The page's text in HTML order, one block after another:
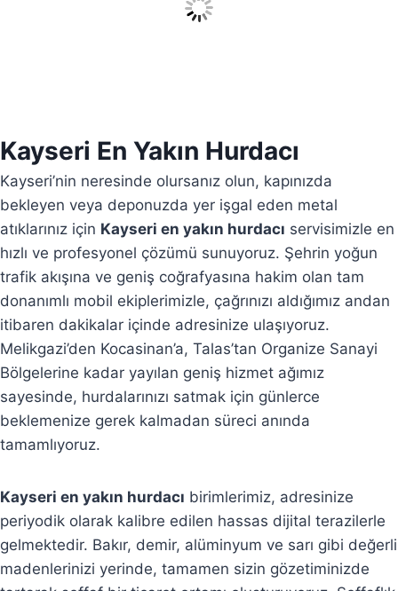
Kayseri En Yakın Hurdacı
Kayseri’nin neresinde olursanız olun, kapınızda
bekleyen veya deponuzda yer işgal eden metal
atıklarınız için Kayseri en yakın hurdacı servisimizle en
hızlı ve profesyonel çözümü sunuyoruz. Şehrin yoğun
trafik akışına ve geniş coğrafyasına hakim olan tam
donanımlı mobil ekiplerimizle, çağrınızı aldığımız andan
itibaren dakikalar içinde adresinize ulaşıyoruz.
Melikgazi’den Kocasinan’a, Talas’tan Organize Sanayi
Bölgelerine kadar yayılan geniş hizmet ağımız
sayesinde, hurdalarınızı satmak için günlerce
beklemenize gerek kalmadan süreci anında
tamamlıyoruz.
Kayseri en yakın hurdacı birimlerimiz, adresinize
periyodik olarak kalibre edilen hassas dijital terazilerle
gelmektedir. Bakır, demir, alüminyum ve sarı gibi değerli
madenlerinizi yerinde, tamamen sizin gözetiminizde